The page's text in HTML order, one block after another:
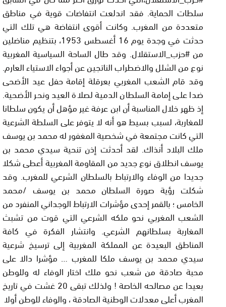
سلطات الحماية. فقد اندلعت انتفاضات قوية في مناطق
متعددة من المغرب. وكانت أقوى انتفاضة هي تلك التي
حدثت في وجدة يوم 16 أغسطس 1953، بتنظيم مناضلين
من #حزب_الاستقلال. وقد طال الساحة السياسية المغربية
نوع من الشلل والاضطراب الناتجين عن أجواء الاستياء العارم.
وقد قام الشعب المغربي بعرقلة إقامة حفل عيد الأضحى
ضدا على إمامة السلطان الدمية لصلاة العيد ونحر الأضحية.
إذ ظهر خلال المناسبة أن ابن عرفة غير مؤهل أن يكون سلطانا
للمغاربة، لسبب بسيط هو أنه لا يتوفر على السلطة الشرعية
التي كانت مجتمعة في شخصية المغفور له محمد بن يوسف
ملك البلاد أنذاك. لقد أحدثت إذن تنحية سيدي محمد بن
يوسف انطلاق نوع جديد من المقاومة المغربية أعطى شكلا
جديدا من الوفاء والارتباط بالسلطان الشرعي للمغرب. وقد
شكلت رؤية صورة السلطان محمد بن يوسف /محمد
الخامس ؛ بالقمر إحدى مؤشرات الارتباط الوجداني المنفرد من
الشعب المغربي نحو ملكه الشرعي التي قوت من تشبث
المغاربة بسلطانهم الشرعي. وانتشار الفكرة في كافة
المناطق البعيدة عن المملكة المغربية إلى ترسيخ شرعية
سيدي محمد بن يوسف ملكا للمغرب … مؤشرا دالا على
محبة صادقة من شعب نحو ملك اختار الوفاء له وللوطن
بعيدا عن مصالحه الخاصة ! ولذلك تبقى 20 غشت في تاريخ
المغرب أعلى معدلات الوطنية الصادقة ، والوفاء للوطن أولا